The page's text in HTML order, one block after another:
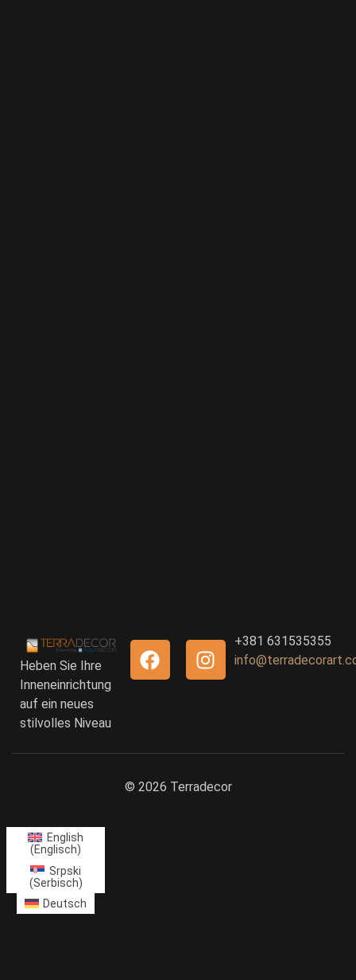
Heben Sie Ihre
Inneneinrichtung
auf ein neues
stilvolles Niveau
+381 631535355
© 2026 Terradecor
English
(Englisch)
Srpski
(Serbisch)
Deutsch